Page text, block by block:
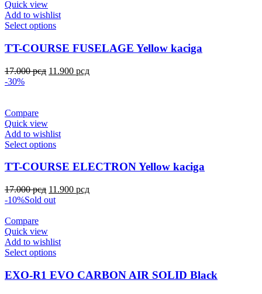
Quick view
Add to wishlist
Select options
TT-COURSE FUSELAGE Yellow kaciga
17.000рсд 11.900 рсд
-30%
Compare
Quick view
Add to wishlist
Select options
TT-COURSE ELECTRON Yellow kaciga
17.000рсд 11.900 рсд
-10%Sold out
Compare
Quick view
Add to wishlist
Select options
EXO-R1 EVO CARBON AIR SOLID Black